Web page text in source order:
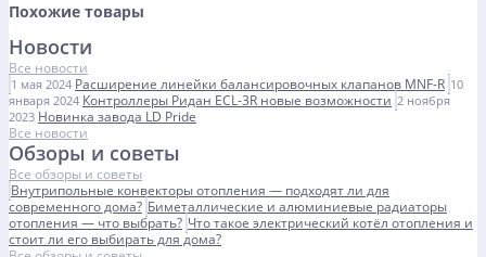
Похожие товары
Новости
Все новости
1 мая 2024 Расширение линейки балансировочных клапанов MNF-R 10
января 2024 Контроллеры Ридан ECL-3R новые возможности 2 ноября
2023 Новинка завода LD Pride
Все новости
Обзоры и советы
Все обзоры и советы
Внутрипольные конвекторы отопления — подходят ли для
современного дома? Биметаллические и алюминиевые радиаторы
отопления — что выбрать? Что такое электрический котёл отопления и
стоит ли его выбирать для дома?